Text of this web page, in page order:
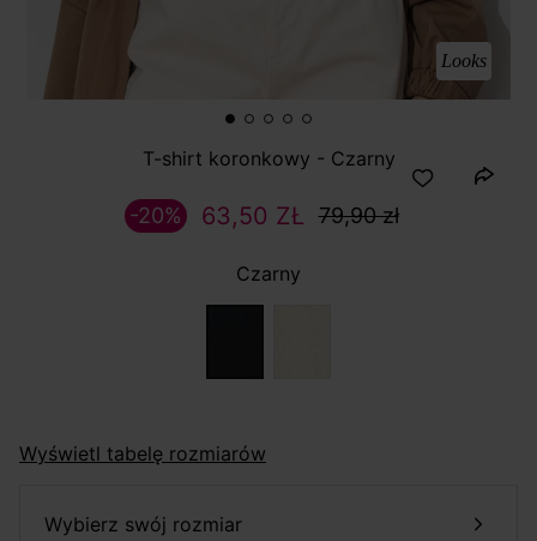
Looks
T-shirt koronkowy - Czarny
63,50 ZŁ 79,90 zł
-20%
Czarny
Wyświetl tabelę rozmiarów
wybierz swój rozmiar